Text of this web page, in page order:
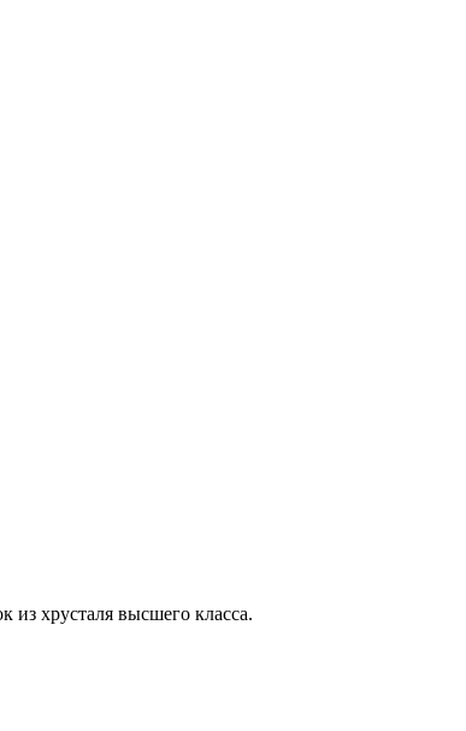
хрусталя высшего класса.